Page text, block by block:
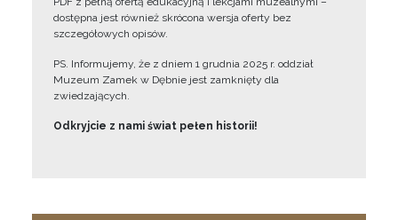
dostępna jest również skrócona wersja oferty bez
szczegółowych opisów.
PS. Informujemy, że z dniem 1 grudnia 2025 r. oddział
Muzeum Zamek w Dębnie jest zamknięty dla
zwiedzających.
Odkryjcie z nami świat pełen historii!